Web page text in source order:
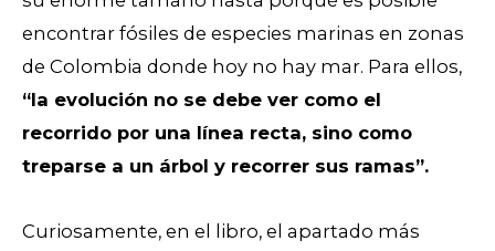
encontrar fósiles de especies marinas en zonas
de Colombia donde hoy no hay mar. Para ellos,
“la evolución no se debe ver como el
recorrido por una línea recta, sino como
treparse a un árbol y recorrer sus ramas”.
Curiosamente, en el libro, el apartado más